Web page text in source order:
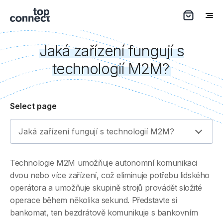
Jaká zařízení fungují s
technologií M2M?
Select page
Jaká zařízení fungují s technologií M2M?
Technologie M2M umožňuje autonomní komunikaci
dvou nebo více zařízení, což eliminuje potřebu lidského
operátora a umožňuje skupině strojů provádět složité
operace během několika sekund. Představte si
bankomat, ten bezdrátově komunikuje s bankovním